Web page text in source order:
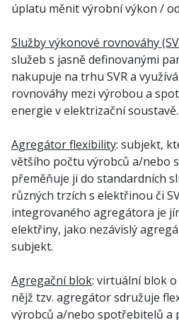
úplatu měnit výrobní výkon /
Služby výkonové rovnováhy
služeb s jasně definovanými
nakupuje na trhu SVR a
rovnováhy mezi výrobou a
energie v elektrizační soustavě.
Agregátor flexibility: subjekt,
většího počtu výrobců a/nebo
přeměňuje ji do standardních
různých trzích s elektřinou či
integrovaného agregátora je
elektřiny, jako nezávislý
subjekt.
Agregační blok: virtuální blok
nějž tzv. agregátor sdružuje
výrobců a/nebo spotřebitelů a